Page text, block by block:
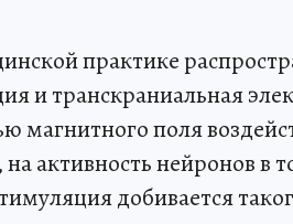
практике
и транскраниальная
магнитного поля
на активность нейронов в
добивается